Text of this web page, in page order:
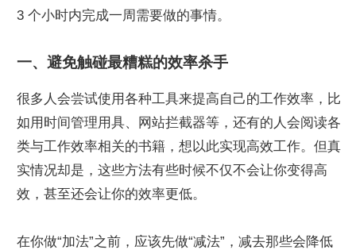
3 个小时内完成一周需要做的事情。
一、避免触碰最糟糕的效率杀手
很多人会尝试使用各种工具来提高自己的工作效率，比
如用时间管理用具、网站拦截器等，还有的人会阅读各
类与工作效率相关的书籍，想以此实现高效工作。但真
实情况却是，这些方法有些时候不仅不会让你变得高
效，甚至还会让你的效率更低。
在你做“加法”之前，应该先做“减法”，减去那些会降低